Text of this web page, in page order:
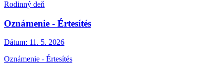
Rodinný deň
Oznámenie - Értesítés
Dátum: 11. 5. 2026
Oznámenie - Értesítés